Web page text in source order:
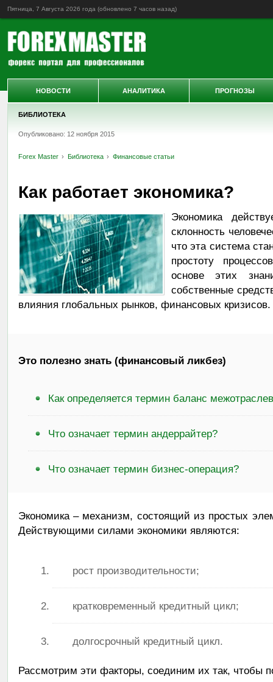
Пятница, 7 Августа 2026 года (обновлено 7 часов назад)
БИБЛИОТЕКА
Опубликовано: 12 ноября 2015
Forex Master Библиотека Финансовые статьи
Как работает экономика?
Экономика
склонность
что эта система
простоту
основе этих
собственные
влияния глобальных рынков, финансовых кризисов.
Это полезно знать (финансовый ликбез)
Как определяется термин баланс
Что означает термин андеррайтер?
Что означает термин бизнес-операция?
Экономика – механизм, состоящий из простых
Действующими силами экономики являются:
рост производительности;
кратковременный кредитный цикл;
долгосрочный кредитный цикл.
Рассмотрим эти факторы, соединим их так, чтобы
НОВОСТИ АНАЛИТИКА ПРОГНОЗЫ